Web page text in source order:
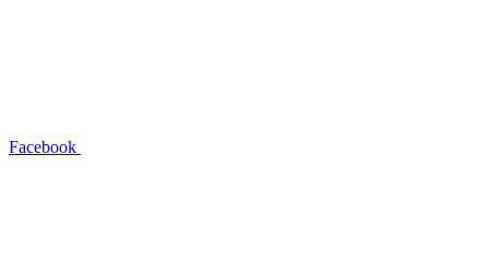
Facebook